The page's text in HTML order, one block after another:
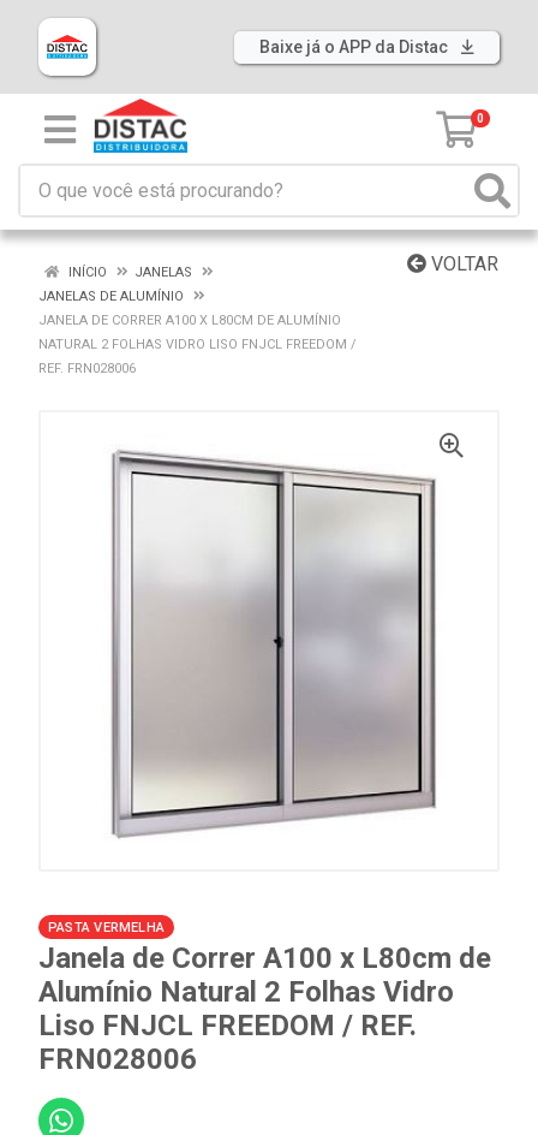
Baixe já o APP da Distac
0
VOLTAR
INÍCIO
JANELAS
JANELAS DE ALUMÍNIO
JANELA DE CORRER A100 X L80CM DE ALUMÍNIO
NATURAL 2 FOLHAS VIDRO LISO FNJCL FREEDOM /
REF. FRN028006
PASTA VERMELHA
Janela de Correr A100 x L80cm de
Alumínio Natural 2 Folhas Vidro
Liso FNJCL FREEDOM / REF.
FRN028006